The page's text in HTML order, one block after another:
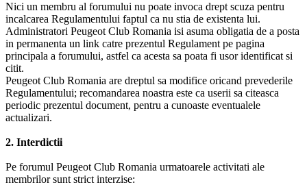
Nici un membru al forumului nu poate invoca drept scuza pentru
incalcarea Regulamentului faptul ca nu stia de existenta lui.
Administratori Peugeot Club Romania isi asuma obligatia de a posta
in permanenta un link catre prezentul Regulament pe pagina
principala a forumului, astfel ca acesta sa poata fi usor identificat si
citit.
Peugeot Club Romania are dreptul sa modifice oricand prevederile
Regulamentului; recomandarea noastra este ca userii sa citeasca
periodic prezentul document, pentru a cunoaste eventualele
actualizari.
2. Interdictii
Pe forumul Peugeot Club Romania urmatoarele activitati ale
membrilor sunt strict interzise: